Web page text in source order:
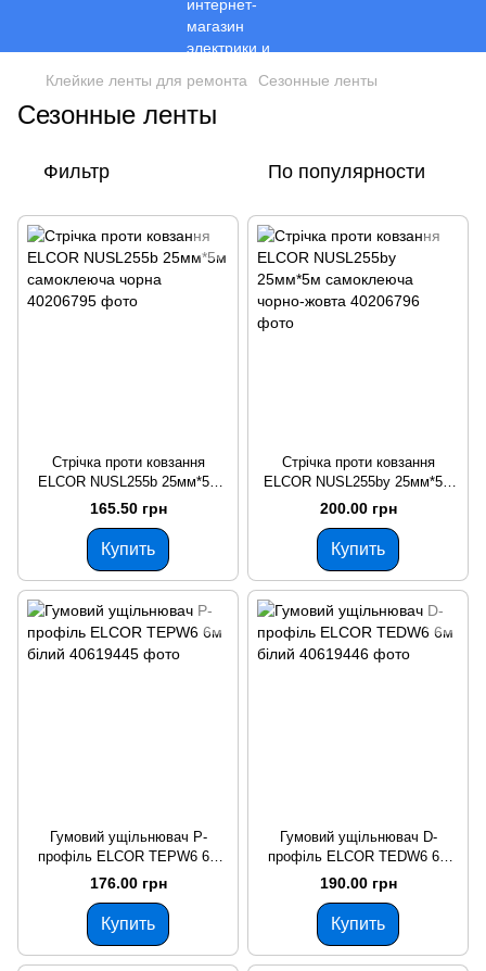
Клейкие ленты для ремонта Сезонные ленты
Сезонные ленты
Фильтр По популярности
Стрічка проти ковзання
ELCOR NUSL255b 25мм*5м
самоклеюча чорна
165.50 грн
Купить
Стрічка проти ковзання
ELCOR NUSL255by 25мм*5м
самоклеюча чорно-жовта
200.00 грн
Купить
Гумовий ущільнювач Р-
профіль ELCOR TEPW6 6м
білий
176.00 грн
Купить
Гумовий ущільнювач D-
профіль ELCOR TEDW6 6м
білий
190.00 грн
Купить